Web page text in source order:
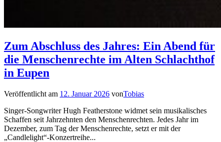
Zum Abschluss des Jahres: Ein Abend für
die Menschenrechte im Alten Schlachthof
in Eupen
Veröffentlicht am 12. Januar 2026 vonTobias
Singer-Songwriter Hugh Featherstone widmet sein musikalisches
Schaffen seit Jahrzehnten den Menschenrechten. Jedes Jahr im
Dezember, zum Tag der Menschenrechte, setzt er mit der
„Candlelight“-Konzertreihe...